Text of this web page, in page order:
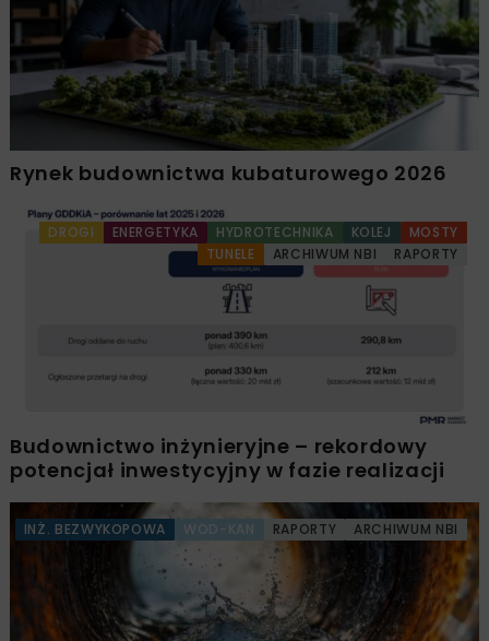
Rynek budownictwa kubaturowego 2026
DROGI ENERGETYKA HYDROTECHNIKA KOLEJ
MOSTY
TUNELE
ARCHIWUM NBI RAPORTY
Budownictwo inżynieryjne – rekordowy
potencjał inwestycyjny w fazie realizacji
INŻ. BEZWYKOPOWA WOD-KAN RAPORTY ARCHIWUM NBI